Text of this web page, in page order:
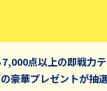
点以上の即戦力
豪華プレゼントが抽